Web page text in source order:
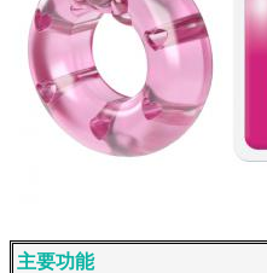
主要功能